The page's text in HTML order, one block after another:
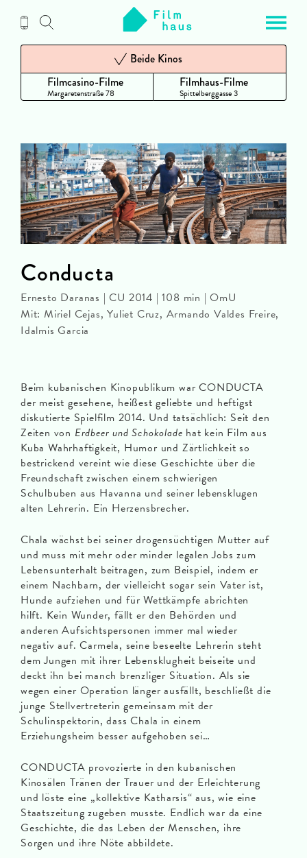
Inhalt
Filmcasino-Filme
Margaretenstraße 78
Beide Kinos
Filmhaus-Filme
Spittelberggasse 3
Beim kubanischen Kinopublikum war CONDUCTA
der meist gesehene, heißest geliebte und heftigst
diskutierte Spielfilm 2014. Und tatsächlich: Seit den
Zeiten von Erdbeer und Schokolade hat kein Film aus
Kuba Wahrhaftigkeit, Humor und Zärtlichkeit so
bestrickend vereint wie diese Geschichte über die
Freundschaft zwischen einem schwierigen
Schulbuben aus Havanna und seiner lebensklugen
alten Lehrerin. Ein Herzensbrecher.
Chala wächst bei seiner drogensüchtigen Mutter auf
und muss mit mehr oder minder legalen Jobs zum
Lebensunterhalt beitragen, zum Beispiel, indem er
einem Nachbarn, der vielleicht sogar sein Vater ist,
Hunde aufziehen und für Wettkämpfe abrichten
hilft. Kein Wunder, fällt er den Behörden und
anderen Aufsichtspersonen immer mal wieder
negativ auf. Carmela, seine beseelte Lehrerin steht
dem Jungen mit ihrer Lebensklugheit beiseite und
deckt ihn bei manch brenzliger Situation. Als sie
wegen einer Operation länger ausfällt, beschließt die
junge Stellvertreterin gemeinsam mit der
Schulinspektorin, dass Chala in einem
Erziehungsheim besser aufgehoben sei…
CONDUCTA provozierte in den kubanischen
Kinosälen Tränen der Trauer und der Erleichterung
und löste eine „kollektive Katharsis“ aus, wie eine
Staatszeitung zugeben musste. Endlich war da eine
Geschichte, die das Leben der Menschen, ihre
Sorgen und ihre Nöte abbildete.
Conducta
Ernesto Daranas | CU 2014 | 108 min | OmU
Mit: Miriel Cejas, Yuliet Cruz, Armando Valdes Freire,
Idalmis Garcia